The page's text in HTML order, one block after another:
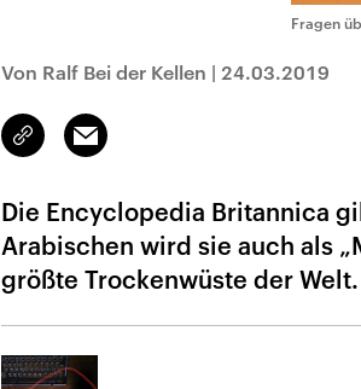
Fragen
Von Ralf Bei der Kellen | 24.03.2019
Link
kopieren/teilen
Email
Die Encyclopedia Britannica
Arabischen wird sie auch als
größte Trockenwüste der